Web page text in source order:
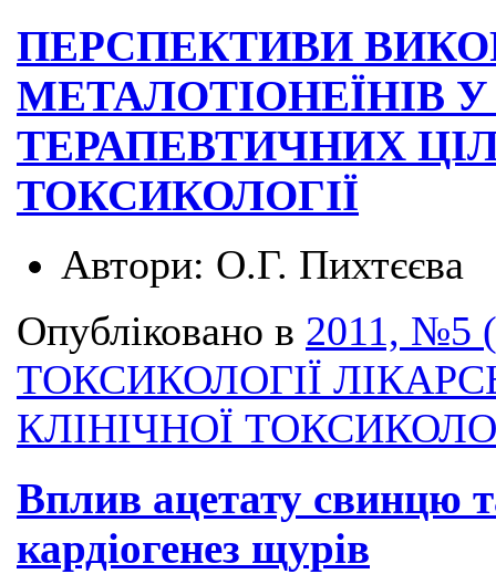
ПЕРСПЕКТИВИ
МЕТАЛОТІОНЕЇНІВ
ТЕРАПЕВТИЧНИХ
ТОКСИКОЛОГІЇ
Автори: О.Г. Пихтєєва
Опубліковано в 2011, №5
ТОКСИКОЛОГІЇ
КЛІНІЧНОЇ
Вплив ацетату свинцю
кардіогенез щурів